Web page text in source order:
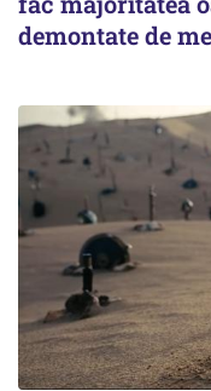
demontate de